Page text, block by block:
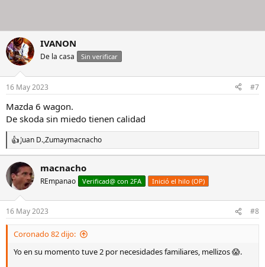
IVANON
De la casa Sin verificar
16 May 2023 #7
Mazda 6 wagon.
De skoda sin miedo tienen calidad
R
e
a
c
c
i
o
n
e
Juan D.,Zumaymacnacho
macnacho
REmpanao Verificad@ con 2FA Inició el hilo (OP)
16 May 2023 #8
Coronado 82 dijo:
Yo en su momento tuve 2 por necesidades familiares, mellizos 😱.